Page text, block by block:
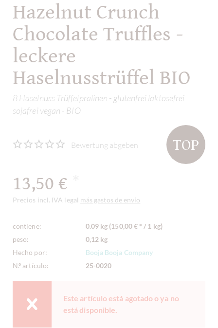
Hazelnut Crunch
Chocolate Truffles -
leckere
Haselnusstrüffel BIO
8 Haselnuss Trüffelpralinen - glutenfrei laktosefrei
sojafrei vegan - BIO
TOP
Bewertung abgeben
13,50 €
Precios incl. IVA legal más gastos de envío
contiene:
0.09 kg (150,00 € * / 1 kg)
peso:
0,12 kg
Hecho por:
Booja Booja Company
N.º artículo:
25-0020
Este artículo está agotado o ya no
está disponible.